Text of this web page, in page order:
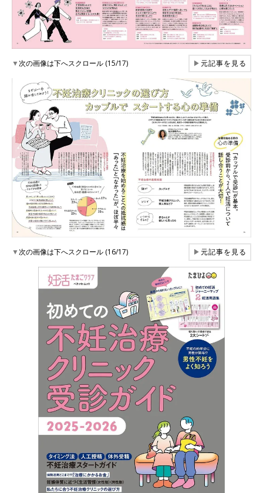
▼次の画像は下へスクロール (15/17) ▶元記事を見る
▼次の画像は下へスクロール (16/17) ▶元記事を見る